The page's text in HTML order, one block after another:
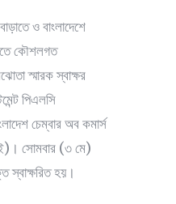
ও বাংলাদেশে
কৌশলগত
স্মারক স্বাক্ষর
পিএলসি
চেম্বার অব কমার্স
সোমবার (৩ মে)
স্বাক্ষরিত হয়।